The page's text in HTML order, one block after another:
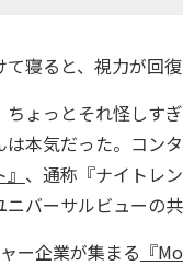
て寝ると、視力が回復
ょっとそれ怪しす
は本気だった。コン
、通称『ナイトレ
バーサルビューの共
ー企業が集まる 『